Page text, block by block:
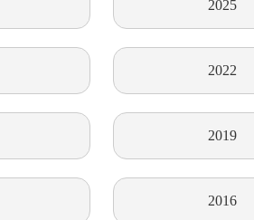
2025
2022
2019
2016